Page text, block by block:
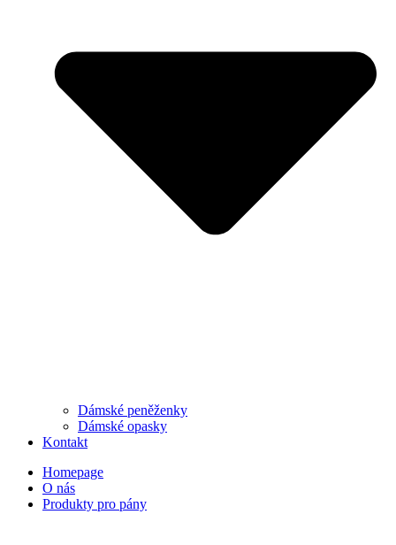
Dámské peněženky
Dámské opasky
Kontakt
Homepage
O nás
Produkty pro pány